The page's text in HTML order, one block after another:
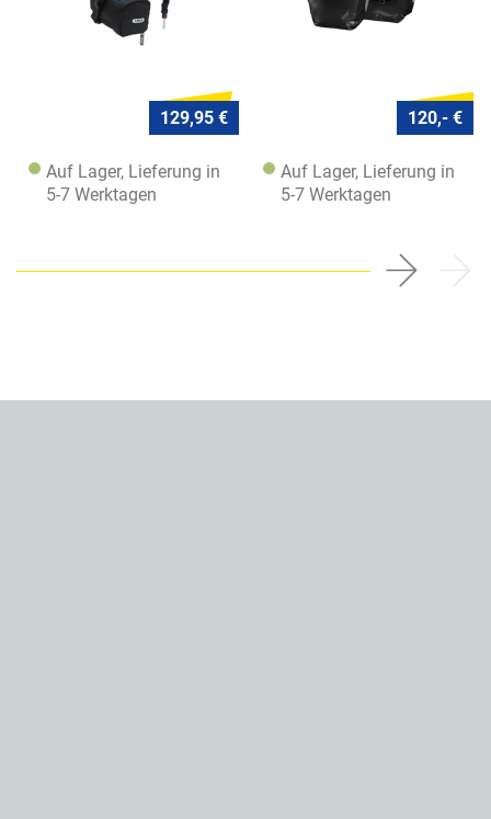
129,95 €
Auf Lager, Lieferung in
5-7 Werktagen
120,- €
Auf Lager, Lieferung in
5-7 Werktagen